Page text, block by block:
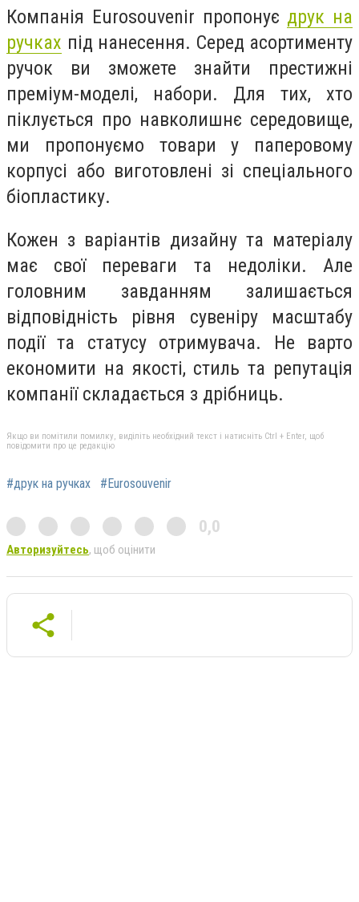
Компанія Eurosouvenir пропонує друк на
ручках під нанесення. Серед асортименту
ручок ви зможете знайти престижні
преміум-моделі, набори. Для тих, хто
піклується про навколишнє середовище,
ми пропонуємо товари у паперовому
корпусі або виготовлені зі спеціального
біопластику.
Кожен з варіантів дизайну та матеріалу
має свої переваги та недоліки. Але
головним завданням залишається
відповідність рівня сувеніру масштабу
події та статусу отримувача. Не варто
економити на якості, стиль та репутація
компанії складається з дрібниць.
Якщо ви помітили помилку, виділіть необхідний текст і натисніть Ctrl + Enter, щоб
повідомити про це редакцію
#друк на ручках #Eurosouvenir
0,0
Авторизуйтесь, щоб оцінити